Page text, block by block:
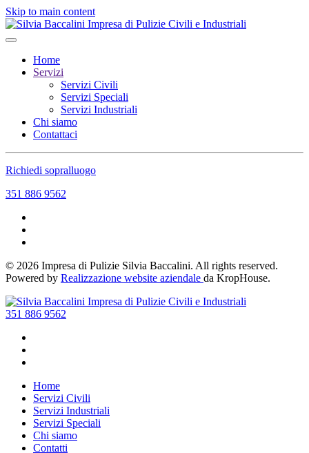
Skip to main content
Home
Servizi
Servizi Civili
Servizi Speciali
Servizi Industriali
Chi siamo
Contattaci
Richiedi sopralluogo
351 886 9562
© 2026 Impresa di Pulizie Silvia Baccalini. All rights reserved.
Powered by Realizzazione website aziendale da KropHouse.
351 886 9562
Home
Servizi Civili
Servizi Industriali
Servizi Speciali
Chi siamo
Contatti